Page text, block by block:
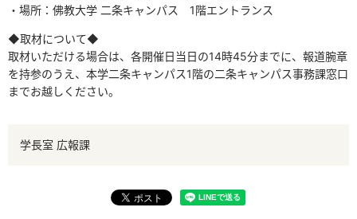
・場所：佛教大学 二条キャンパス 1階エントランス
◆取材について◆
取材いただける場合は、各開催日当日の14時45分までに、報道腕章
を持参のうえ、本学二条キャンパス1階の二条キャンパス事務課窓口
までお越しください。
学長室 広報課